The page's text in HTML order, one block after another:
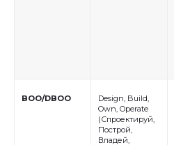
BOO/DBOO
Design, Build,
Own, Operate
(Спроектируй,
Построй,
Владей,